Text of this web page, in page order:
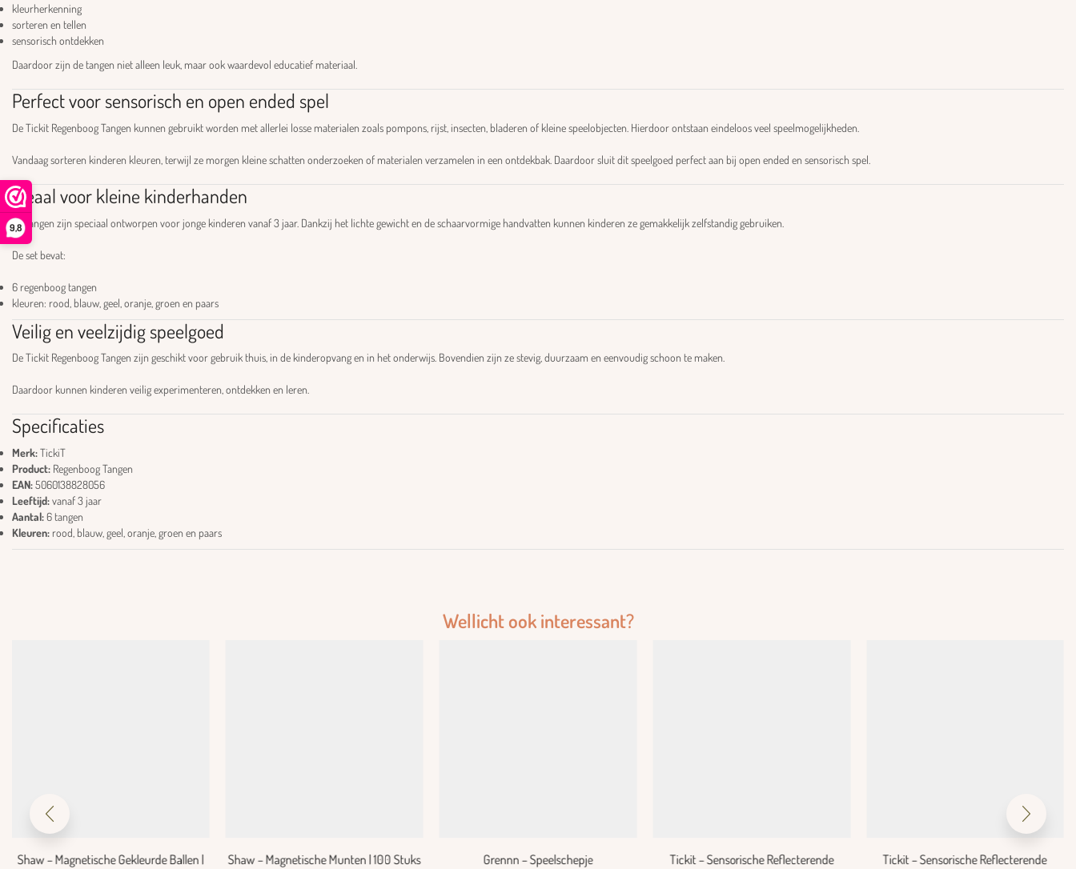
9,8
kleurherkenning
sorteren en tellen
sensorisch ontdekken
Daardoor zijn de tangen niet alleen leuk, maar ook waardevol educatief materiaal.
Perfect voor sensorisch en open ended spel
De Tickit Regenboog Tangen kunnen gebruikt worden met allerlei losse materialen zoals pompons, rijst, insecten, bladeren of kleine speelobjecten. Hierdoor ontstaan eindeloos veel speelmogelijkheden.
Vandaag sorteren kinderen kleuren, terwijl ze morgen kleine schatten onderzoeken of materialen verzamelen in een ontdekbak. Daardoor sluit dit speelgoed perfect aan bij open ended en sensorisch spel.
Ideaal voor kleine kinderhanden
De tangen zijn speciaal ontworpen voor jonge kinderen vanaf 3 jaar. Dankzij het lichte gewicht en de schaarvormige handvatten kunnen kinderen ze gemakkelijk zelfstandig gebruiken.
De set bevat:
6 regenboog tangen
kleuren: rood, blauw, geel, oranje, groen en paars
Veilig en veelzijdig speelgoed
De Tickit Regenboog Tangen zijn geschikt voor gebruik thuis, in de kinderopvang en in het onderwijs. Bovendien zijn ze stevig, duurzaam en eenvoudig schoon te maken.
Daardoor kunnen kinderen veilig experimenteren, ontdekken en leren.
Specificaties
Merk:TickiT
Product: Regenboog Tangen
EAN:5060138828056
Leeftijd:vanaf 3 jaar
Aantal:6 tangen
Kleuren: rood, blauw, geel, oranje, groen en paars
Wellicht ook interessant?
Shaw – Magnetische Gekleurde Ballen |
Shaw – Magnetische Munten | 100 Stuks Grennn – Speelschepje
Tickit – Sensorische Reflecterende
Tickit – Sensorische Reflecterende